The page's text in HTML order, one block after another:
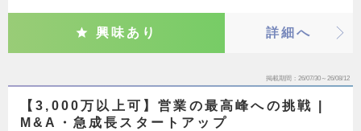
興味あり 詳細へ
掲載期間 26/07/30～26/08/12
【3,000万以上可】営業の最高峰への挑戦 |
M&A・急成長スタートアップ